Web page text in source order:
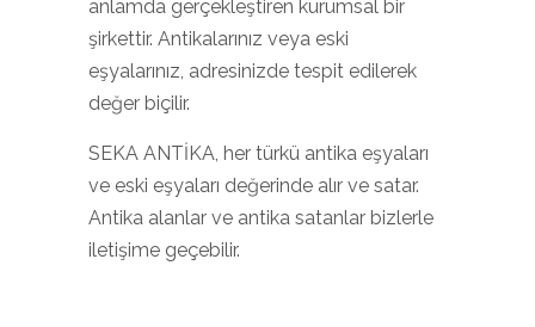
anlamda gerçekleştiren kurumsal bir
şirkettir. Antikalarınız veya eski
eşyalarınız, adresinizde tespit edilerek
değer biçilir.
SEKA ANTİKA, her türkü antika eşyaları
ve eski eşyaları değerinde alır ve satar.
Antika alanlar ve antika satanlar bizlerle
iletişime geçebilir.